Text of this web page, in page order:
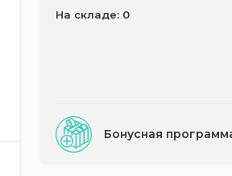
На складе: 0
Бонусная